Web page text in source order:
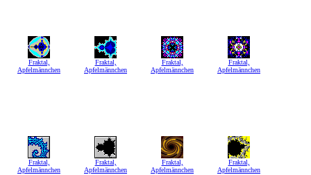
Fraktal,
Apfelmännchen
Fraktal,
Apfelmännchen
Fraktal,
Apfelmännchen
Fraktal,
Apfelmännchen
Fraktal,
Apfelmännchen
Fraktal,
Apfelmännchen
Fraktal,
Apfelmännchen
Fraktal,
Apfelmännchen